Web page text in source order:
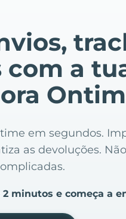
com a
em segundos.
as devoluções.
minutos e começa a